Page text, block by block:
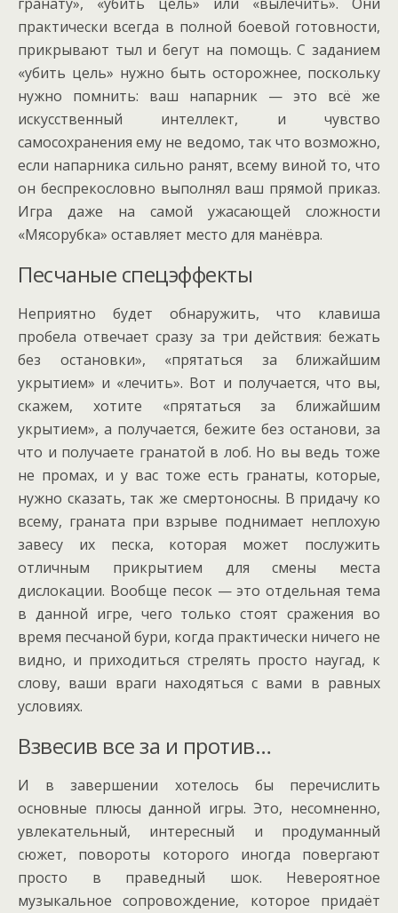
практически всегда в полной боевой готовности,
прикрывают тыл и бегут на помощь. С заданием
«убить цель» нужно быть осторожнее, поскольку
нужно помнить: ваш напарник — это всё же
искусственный интеллект, и чувство
самосохранения ему не ведомо, так что возможно,
если напарника сильно ранят, всему виной то, что
он беспрекословно выполнял ваш прямой приказ.
Игра даже на самой ужасающей сложности
«Мясорубка» оставляет место для манёвра.
Песчаные спецэффекты
Неприятно будет обнаружить, что клавиша
пробела отвечает сразу за три действия: бежать
без остановки», «прятаться за ближайшим
укрытием» и «лечить». Вот и получается, что вы,
скажем, хотите «прятаться за ближайшим
укрытием», а получается, бежите без останови, за
что и получаете гранатой в лоб. Но вы ведь тоже
не промах, и у вас тоже есть гранаты, которые,
нужно сказать, так же смертоносны. В придачу ко
всему, граната при взрыве поднимает неплохую
завесу их песка, которая может послужить
отличным прикрытием для смены места
дислокации. Вообще песок — это отдельная тема
в данной игре, чего только стоят сражения во
время песчаной бури, когда практически ничего не
видно, и приходиться стрелять просто наугад, к
слову, ваши враги находяться с вами в равных
условиях.
Взвесив все за и против…
И в завершении хотелось бы перечислить
основные плюсы данной игры. Это, несомненно,
увлекательный, интересный и продуманный
сюжет, повороты которого иногда повергают
просто в праведный шок. Невероятное
музыкальное сопровождение, которое придаёт